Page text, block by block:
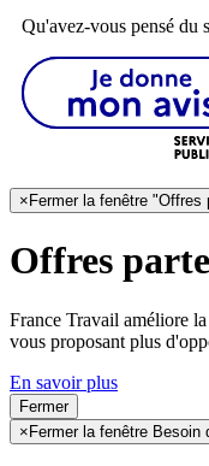
Qu'avez-vous pensé du
× Fermer la fenêtre "Offres
Offres
France Travail améliore
vous proposant plus
En savoir plus
Fermer
× Fermer la fenêtre Besoin